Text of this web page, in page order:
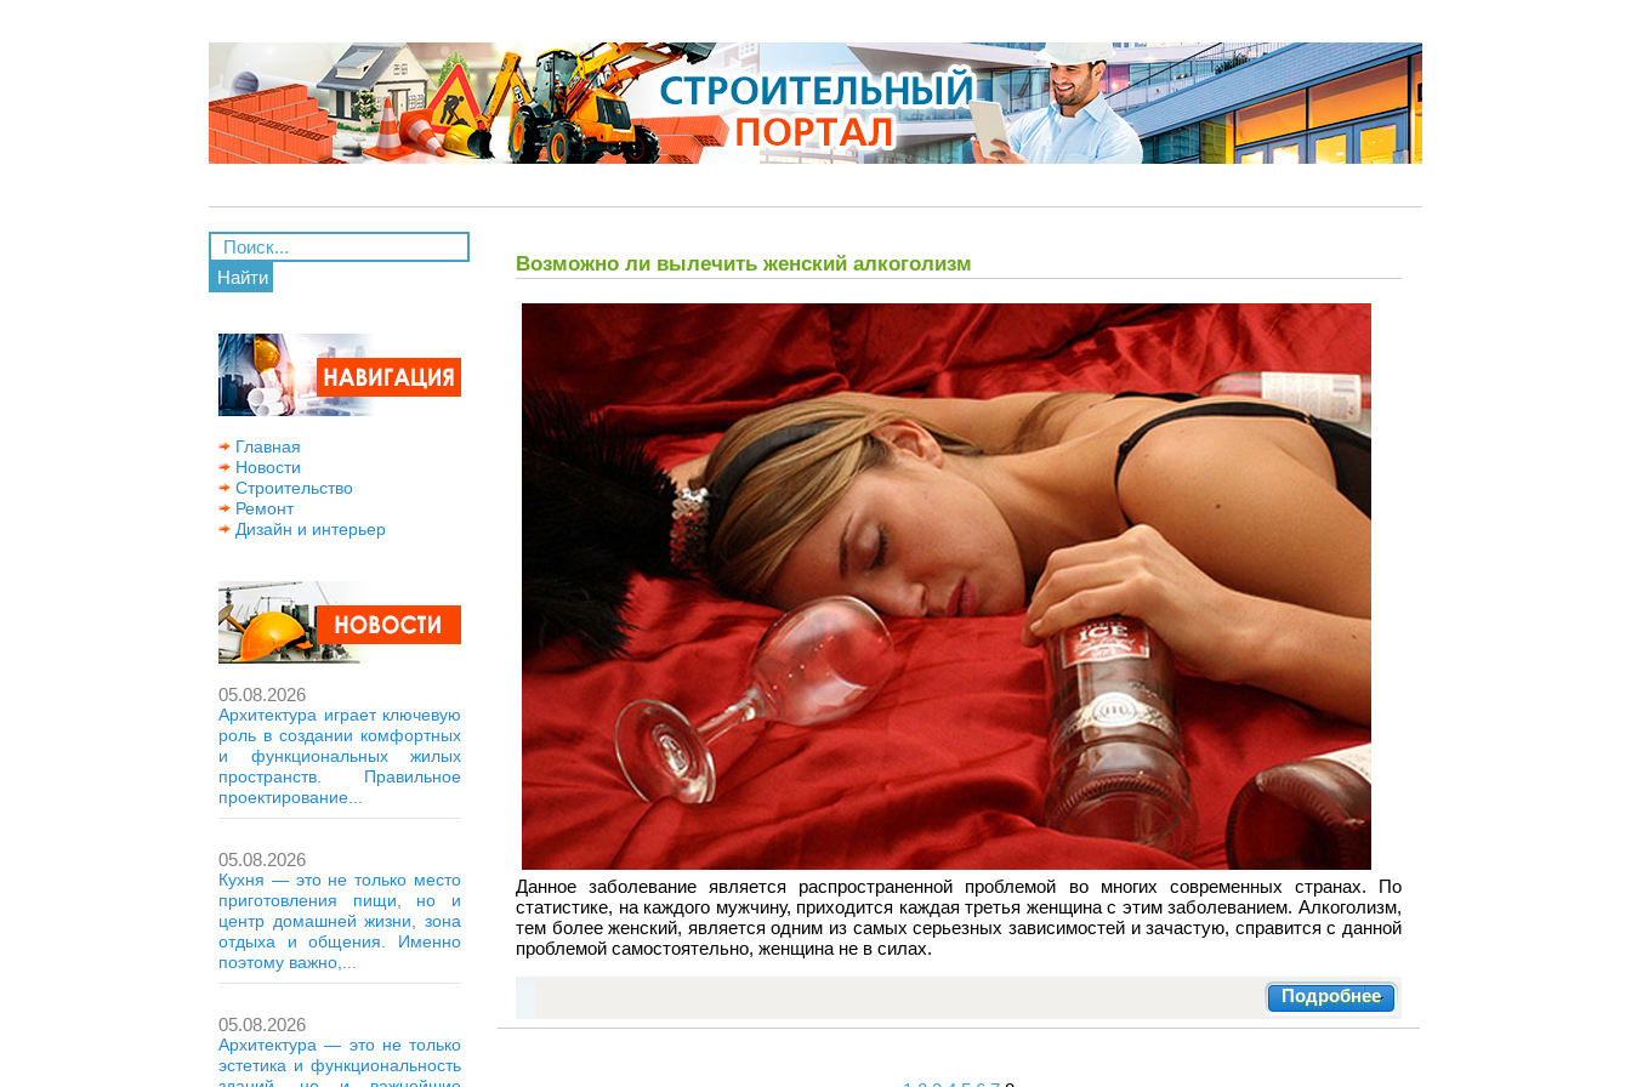
Найти
Главная
Новости
Строительство
Ремонт
Дизайн и интерьер
05.08.2026
Архитектура играет ключевую
роль в создании комфортных
и функциональных жилых
пространств. Правильное
проектирование...
05.08.2026
Кухня — это не только место
приготовления пищи, но и
центр домашней жизни, зона
отдыха и общения. Именно
поэтому важно,...
05.08.2026
Архитектура — это не только
эстетика и функциональность
Возможно ли вылечить женский алкоголизм
Данное заболевание является распространенной проблемой во многих современных странах. По
статистике, на каждого мужчину, приходится каждая третья женщина с этим заболеванием. Алкоголизм,
тем более женский, является одним из самых серьезных зависимостей и зачастую, справится с данной
проблемой самостоятельно, женщина не в силах.
Подробнее